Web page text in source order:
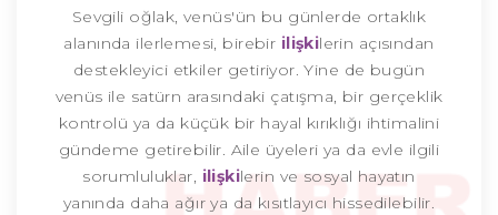
Sevgili oğlak, venüs'ün bu günlerde ortaklık
alanında ilerlemesi, birebir ilişkilerin açısından
destekleyici etkiler getiriyor. Yine de bugün
venüs ile satürn arasındaki çatışma, bir gerçeklik
kontrolü ya da küçük bir hayal kırıklığı ihtimalini
gündeme getirebilir. Aile üyeleri ya da evle ilgili
sorumluluklar, ilişkilerin ve sosyal hayatın
yanında daha ağır ya da kısıtlayıcı hissedilebilir.